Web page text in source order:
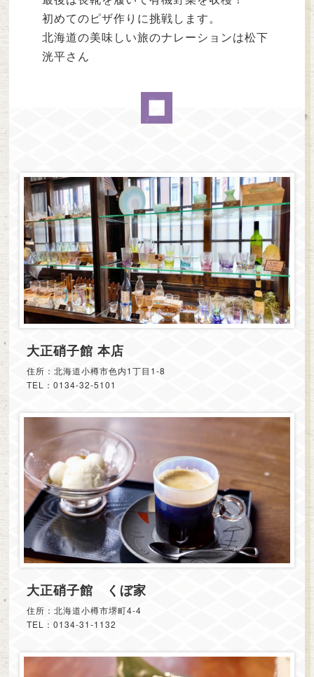
初めてのピザ作りに挑戦します。
北海道の美味しい旅のナレーションは松下
洸平さん
大正硝子館 本店
住所：北海道小樽市色内1丁目1-8
TEL：0134-32-5101
大正硝子館 くぼ家
住所：北海道小樽市堺町4-4
TEL：0134-31-1132